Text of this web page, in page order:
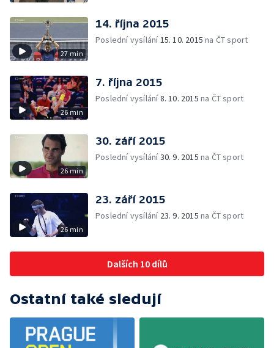
27 min
14. října 2015
Poslední vysílání15. 10. 2015 na ČT sport
26 min
7. října 2015
Poslední vysílání8. 10. 2015 na ČT sport
26 min
30. září 2015
Poslední vysílání30. 9. 2015 na ČT sport
26 min
23. září 2015
Poslední vysílání 23. 9. 2015 na ČT sport
Dalších 10 dílů
Ostatní také sledují